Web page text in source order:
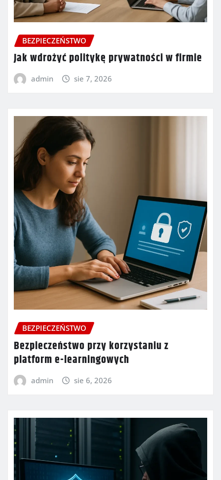
BEZPIECZEŃSTWO
Jak wdrożyć politykę prywatności w firmie
admin sie 7, 2026
BEZPIECZEŃSTWO
Bezpieczeństwo przy korzystaniu z
platform e-learningowych
admin sie 6, 2026